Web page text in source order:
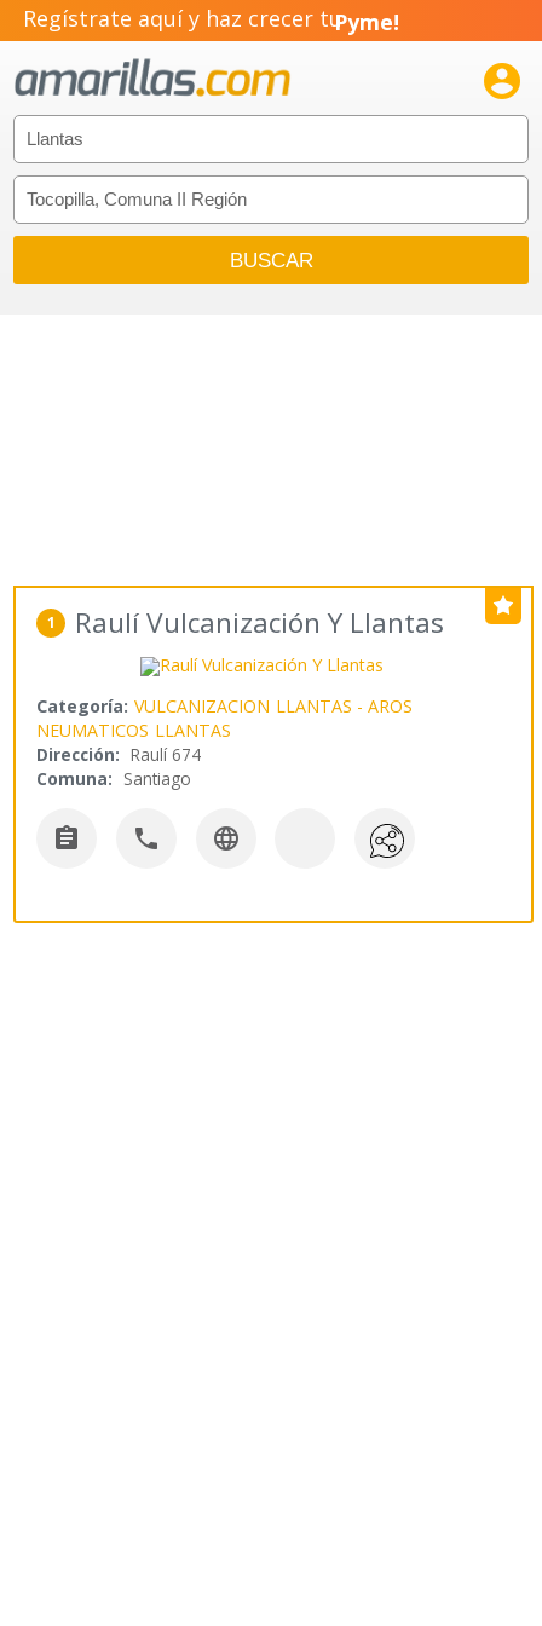
Regístrate aquí y haz crecer tuPyme!
Emprendimiento!

1 Raulí Vulcanización Y Llantas
Categoría: VULCANIZACION LLANTAS - AROS
NEUMATICOS LLANTAS
Dirección: Raulí 674
Comuna: Santiago
  